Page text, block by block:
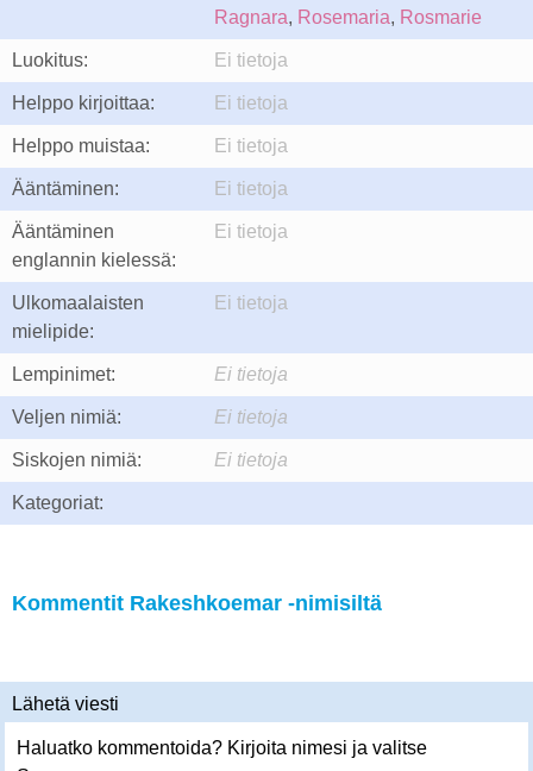
Ragnara, Rosemaria, Rosmarie
Luokitus: Ei tietoja
Helppo kirjoittaa: Ei tietoja
Helppo muistaa: Ei tietoja
Ääntäminen: Ei tietoja
Ääntäminen
englannin kielessä:
Ei tietoja
Ulkomaalaisten
mielipide:
Ei tietoja
Lempinimet: Ei tietoja
Veljen nimiä: Ei tietoja
Siskojen nimiä: Ei tietoja
Kategoriat:
Kommentit Rakeshkoemar -nimisiltä
Lähetä viesti
Haluatko kommentoida? Kirjoita nimesi ja valitse